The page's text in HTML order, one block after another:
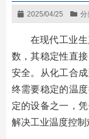
2025/04/25 分
在现代工业
数，其稳定性直
安全。从化工合
终需要稳定的温
定的设备之一，
解决工业温度控制